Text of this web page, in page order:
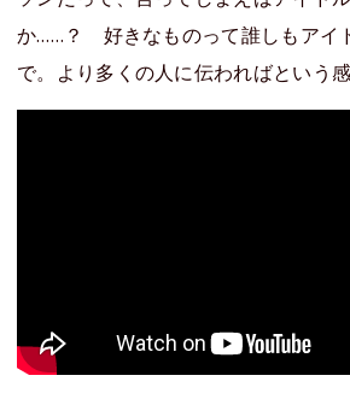
か……？ 好きなものって誰しもアイ
で。より多くの人に伝わればという感